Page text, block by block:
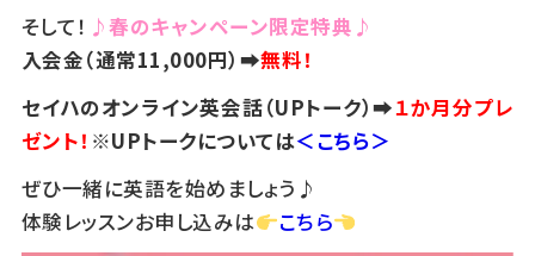
そして！ ♪春のキャンペーン限定特典♪
入会金（通常11,000円）➡無料！
セイハのオンライン英会話（UPトーク）➡１か月分プレ
ゼント！ ※UPトークについては＜こちら＞
ぜひ一緒に英語を始めましょう♪
体験レッスンお申し込みは
こちら